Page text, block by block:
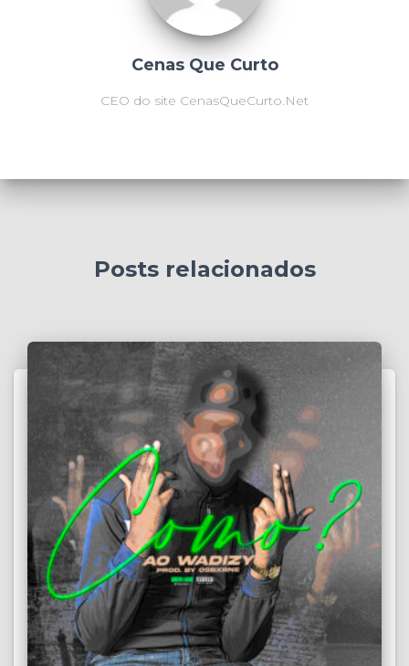
Cenas Que Curto
CEO do site CenasQueCurto.Net
Posts relacionados